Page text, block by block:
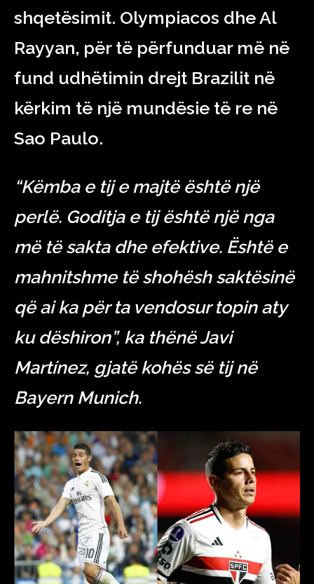
shqetësimit. Olympiacos dhe Al
Rayyan, për të përfunduar më në
fund udhëtimin drejt Brazilit në
kërkim të një mundësie të re në
Sao Paulo.
“Këmba e tij e majtë është një
perlë. Goditja e tij është një nga
më të sakta dhe efektive. Është e
mahnitshme të shohësh saktësinë
që ai ka për ta vendosur topin aty
ku dëshiron”, ka thënëJavi
Martínez, gjatë kohës së tij në
Bayern Munich.